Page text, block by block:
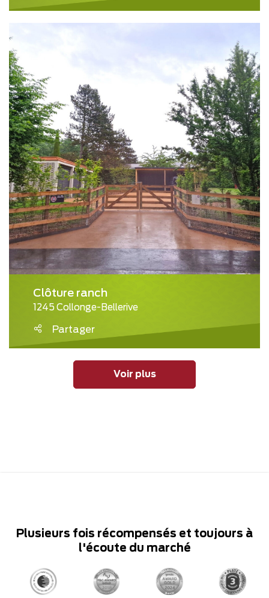
Clôture ranch
1245 Collonge-Bellerive
Partager
Voir plus
Plusieurs fois récompensés et toujours à
l'écoute du marché